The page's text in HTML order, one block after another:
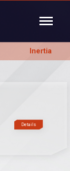
Inertia
Details